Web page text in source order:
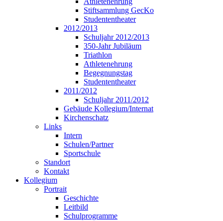
Stiftsammlung GecKo
Studententheater
2012/2013
Schuljahr 2012/2013
350-Jahr Jubiläum
Triathlon
Athletenehrung
Begegnungstag
Studententheater
2011/2012
Schuljahr 2011/2012
Gebäude Kollegium/Internat
Kirchenschatz
Links
Intern
Schulen/Partner
Sportschule
Standort
Kontakt
Kollegium
Portrait
Geschichte
Leitbild
Schulprogramme